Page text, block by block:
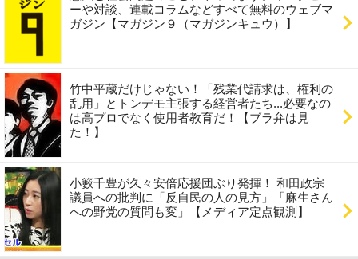
ーや対談、連載コラムなどすべて無料のウェブマ
ガジン【マガジン９（マガジンキュウ）】
竹中平蔵だけじゃない！「残業代請求は、権利の
乱用」とトンデモ主張する経営者たち...必要なの
は高プロでなく使用者教育だ！【ブラ弁は見
た！】
小籔千豊が久々安倍応援団ぶり発揮！ 和田政宗
議員への批判に「反自民の人の見方」「麻生さん
への野党の質問も変」【メディア定点観測】